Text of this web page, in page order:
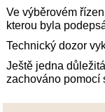
Ve výběrovém
kterou byla
Technický dozor
Ještě jedna
zachováno pomocí